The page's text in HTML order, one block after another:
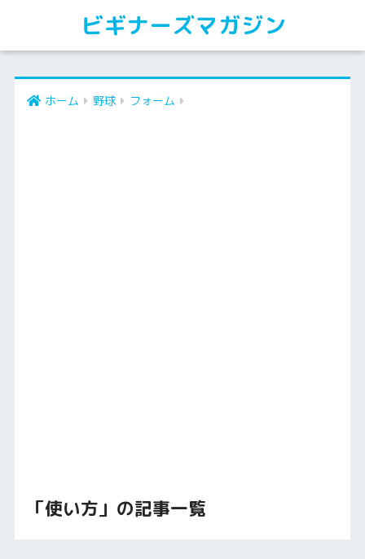
ビギナーズマガジン
ホーム 野球 フォーム
「使い方」の記事一覧